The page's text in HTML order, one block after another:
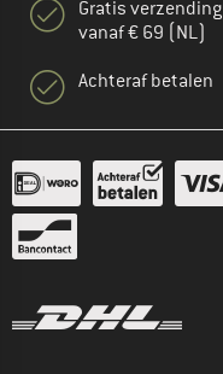
Gratis verzending
vanaf € 69 (NL)
Achteraf betalen